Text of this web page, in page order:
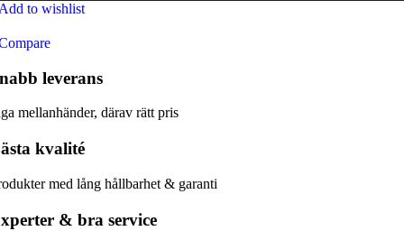
to wishlist
leverans​
mellanhänder, därav rätt pris
kvalité
med lång hållbarhet & garanti
& bra service